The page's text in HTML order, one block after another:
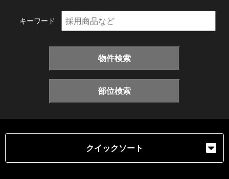
キーワード
物件検索
部位検索
クイックソート